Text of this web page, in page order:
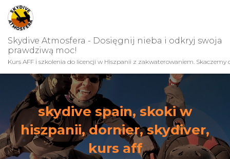
Skydive Atmosfera - Dosięgnij nieba i odkryj swoja
prawdziwą moc!
Kurs AFF i szkolenia do licencji w Hiszpanii z zakwaterowaniem. Skaczemy
skydive spain, skoki w
hiszpanii, dornier, skydiver,
kurs aff